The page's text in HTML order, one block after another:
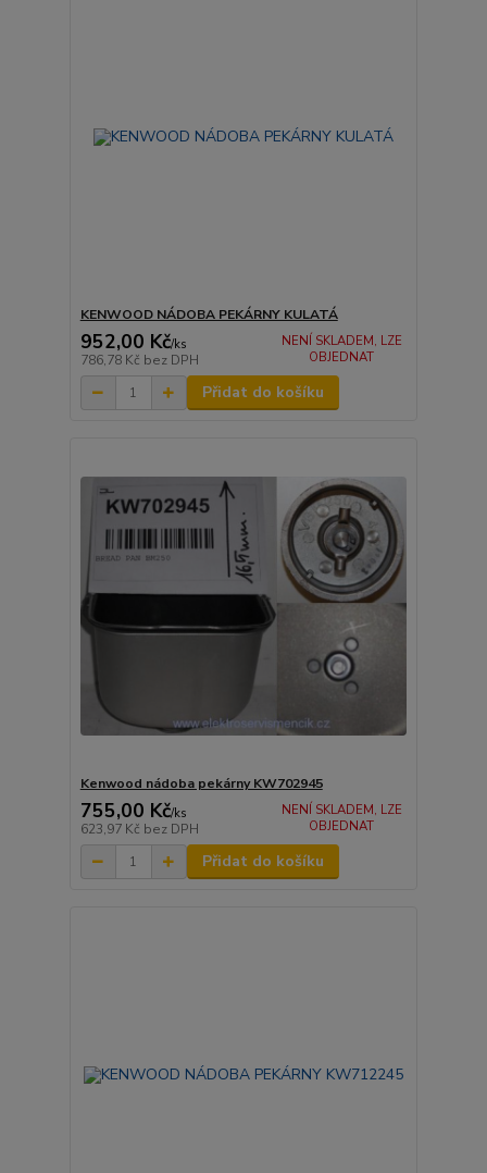
KENWOOD NÁDOBA PEKÁRNY KULATÁ
952,00 Kč/ks
786,78 Kč bez DPH
NENÍ SKLADEM, LZE
OBJEDNAT
Přidat do košíku
Kenwood nádoba pekárny KW702945
755,00 Kč/ks
623,97 Kč bez DPH
NENÍ SKLADEM, LZE
OBJEDNAT
Přidat do košíku